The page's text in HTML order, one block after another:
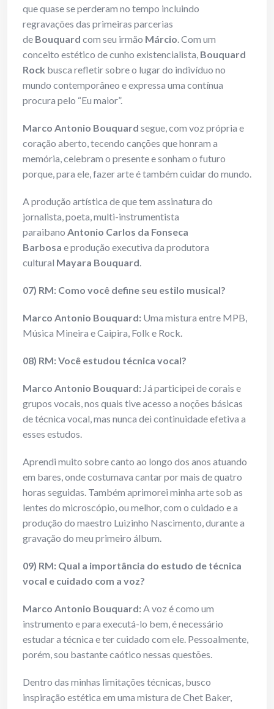
que quase se perderam no tempo incluindo
regravações das primeiras parcerias
de Bouquard com seu irmão Márcio. Com um
conceito estético de cunho existencialista, Bouquard
Rock busca refletir sobre o lugar do indivíduo no
mundo contemporâneo e expressa uma contínua
procura pelo “Eu maior”.
Marco Antonio Bouquard segue, com voz própria e
coração aberto, tecendo canções que honram a
memória, celebram o presente e sonham o futuro
porque, para ele, fazer arte é também cuidar do mundo.
A produção artística de que tem assinatura do
jornalista, poeta, multi-instrumentista
paraibano Antonio Carlos da Fonseca
Barbosa e produção executiva da produtora
cultural Mayara Bouquard.
07) RM: Como você define seu estilo musical?
Marco Antonio Bouquard: Uma mistura entre MPB,
Música Mineira e Caipira, Folk e Rock.
08) RM: Você estudou técnica vocal?
Marco Antonio Bouquard: Já participei de corais e
grupos vocais, nos quais tive acesso a noções básicas
de técnica vocal, mas nunca dei continuidade efetiva a
esses estudos.
Aprendi muito sobre canto ao longo dos anos atuando
em bares, onde costumava cantar por mais de quatro
horas seguidas. Também aprimorei minha arte sob as
lentes do microscópio, ou melhor, com o cuidado e a
produção do maestro Luizinho Nascimento, durante a
gravação do meu primeiro álbum.
09) RM: Qual a importância do estudo de técnica
vocal e cuidado com a voz?
Marco Antonio Bouquard:A voz é como um
instrumento e para executá-lo bem, é necessário
estudar a técnica e ter cuidado com ele. Pessoalmente,
porém, sou bastante caótico nessas questões.
Dentro das minhas limitações técnicas, busco
inspiração estética em uma mistura de Chet Baker,